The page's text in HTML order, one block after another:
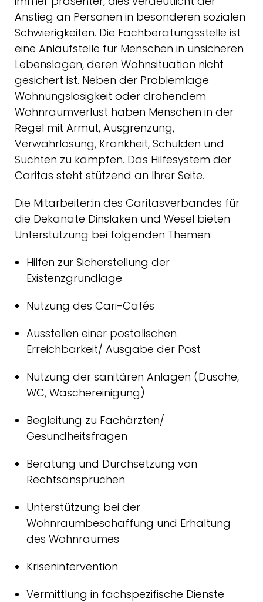
Anstieg an Personen in besonderen sozialen
Schwierigkeiten. Die Fachberatungsstelle ist
eine Anlaufstelle für Menschen in unsicheren
Lebenslagen, deren Wohnsituation nicht
gesichert ist. Neben der Problemlage
Wohnungslosigkeit oder drohendem
Wohnraumverlust haben Menschen in der
Regel mit Armut, Ausgrenzung,
Verwahrlosung, Krankheit, Schulden und
Süchten zu kämpfen. Das Hilfesystem der
Caritas steht stützend an Ihrer Seite.
Die Mitarbeiter:in des Caritasverbandes für
die Dekanate Dinslaken und Wesel bieten
Unterstützung bei folgenden Themen:
Hilfen zur Sicherstellung der
Existenzgrundlage
Nutzung des Cari-Cafés
Ausstellen einer postalischen
Erreichbarkeit/ Ausgabe der Post
Nutzung der sanitären Anlagen (Dusche,
WC, Wäschereinigung)
Begleitung zu Fachärzten/
Gesundheitsfragen
Beratung und Durchsetzung von
Rechtsansprüchen
Unterstützung bei der
Wohnraumbeschaffung und Erhaltung
des Wohnraumes
Krisenintervention
Vermittlung in fachspezifische Dienste